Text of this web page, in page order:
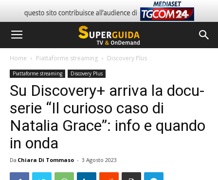
Home Piattaforme streaming Discovery Plus
Piattaforme streaming Discovery Plus
Su Discovery+ arriva la docu-
serie “Il curioso caso di
Natalia Grace”: info e quando
in onda
Da Chiara Di Tommaso - 3 Agosto 2023